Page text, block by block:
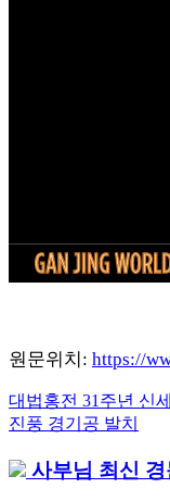
원문위치: https://
글
내
비
Previous
Post:
대법홍전 31주년 신
Next
진풍 경기공 발치
사부님 최신 경